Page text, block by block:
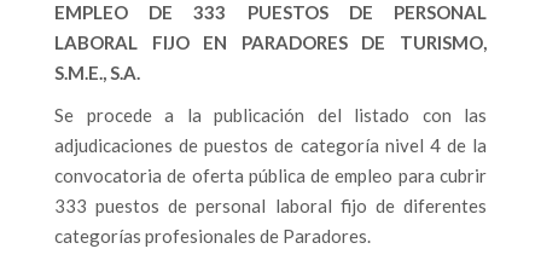
EMPLEO DE 333 PUESTOS DE PERSONAL
LABORAL FIJO EN PARADORES DE TURISMO,
S.M.E., S.A.
Se procede a la publicación del listado con las
adjudicaciones de puestos de categoría nivel 4 de la
convocatoria de oferta pública de empleo para cubrir
333 puestos de personal laboral fijo de diferentes
categorías profesionales de Paradores.